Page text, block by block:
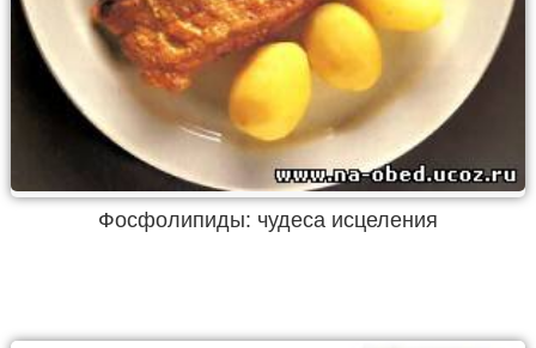
Фосфолипиды: чудеса исцеления